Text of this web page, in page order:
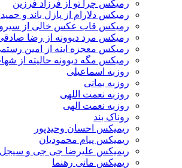
رمیکس چرا تو از فرزاد فرزین
رمیکس دلارام از پازل باند و حمید هیراد
رمیکس قاب عکس خالی از سیروان
رمیکس مرد دیوونه از رضا صادقی
رمیکس معجزه اینه از امین رستمی
رمیکس مگه دیوونه حالیته از شهاب
روزبه اسماعیلی
روزبه بمانی
روزبه نعمت اللهی
روزبه نعمت الهی
روناک بند
ریمیکس احسان وحیدپور
ریمیکس پیام محمودیان
ریمیکس علیرضا جی جی و سیجل و بهزاد
ریمیکس مانی رهنما